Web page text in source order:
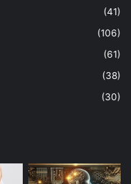
(41)
(106)
(61)
(38)
(30)